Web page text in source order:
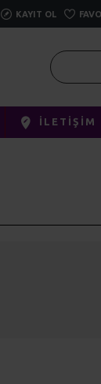
KAYIT OL
İLETIŞIM